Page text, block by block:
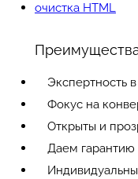
очистка HTML
Экспертность
Фокус на
Открыты и
Даем гарантию